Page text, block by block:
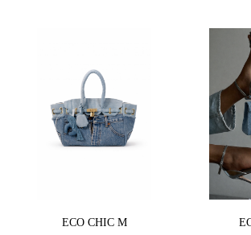
ECO CHIC M